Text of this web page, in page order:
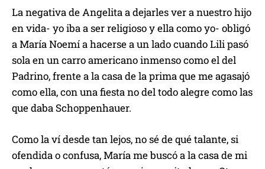
La negativa de Angelita a dejarles ver a nuestro hijo
en vida- yo iba a ser religioso y ella como yo- obligó
a María Noemí a hacerse a un lado cuando Lili pasó
sola en un carro americano inmenso como el del
Padrino, frente a la casa de la prima que me agasajó
como ella, con una fiesta no del todo alegre como las
que daba Schoppenhauer.
Como la ví desde tan lejos, no sé de qué talante, si
ofendida o confusa, María me buscó a la casa de mi